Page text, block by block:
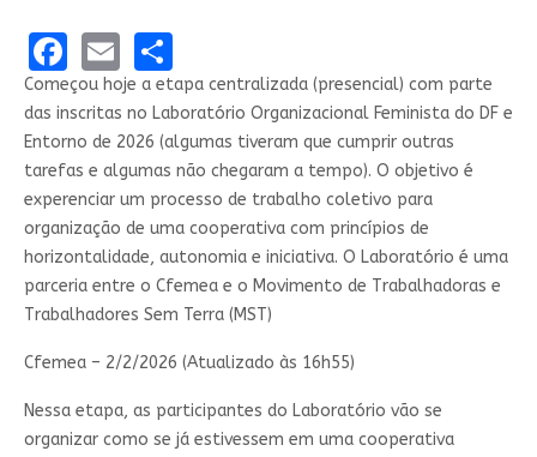
Facebook
EmailShare
Começou hoje a etapa centralizada (presencial) com parte
das inscritas no Laboratório Organizacional Feminista do DF e
Entorno de 2026 (algumas tiveram que cumprir outras
tarefas e algumas não chegaram a tempo). O objetivo é
experenciar um processo de trabalho coletivo para
organização de uma cooperativa com princípios de
horizontalidade, autonomia e iniciativa. O Laboratório é uma
parceria entre o Cfemea e o Movimento de Trabalhadoras e
Trabalhadores Sem Terra (MST)
Cfemea – 2/2/2026 (Atualizado às 16h55)
Nessa etapa, as participantes do Laboratório vão se
organizar como se já estivessem em uma cooperativa